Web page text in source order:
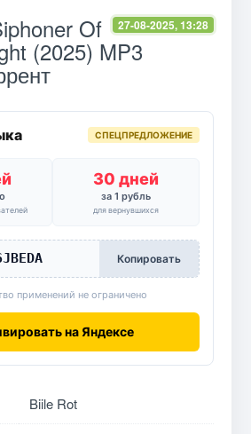
27-08-2025, 13:28
Of
(2025) MP3
СПЕЦПРЕДЛОЖЕНИЕ
30 дней
за 1 рубль
для вернувшихся
Копировать
применений не ограничено
на Яндексе
Biile Rot